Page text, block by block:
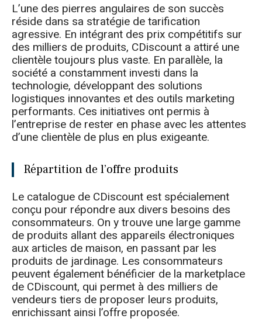
L’une des pierres angulaires de son succès
réside dans sa stratégie de tarification
agressive. En intégrant des prix compétitifs sur
des milliers de produits, CDiscount a attiré une
clientèle toujours plus vaste. En parallèle, la
société a constamment investi dans la
technologie, développant des solutions
logistiques innovantes et des outils marketing
performants. Ces initiatives ont permis à
l’entreprise de rester en phase avec les attentes
d’une clientèle de plus en plus exigeante.
Répartition de l’offre produits
Le catalogue de CDiscount est spécialement
conçu pour répondre aux divers besoins des
consommateurs. On y trouve une large gamme
de produits allant des appareils électroniques
aux articles de maison, en passant par les
produits de jardinage. Les consommateurs
peuvent également bénéficier de la marketplace
de CDiscount, qui permet à des milliers de
vendeurs tiers de proposer leurs produits,
enrichissant ainsi l’offre proposée.